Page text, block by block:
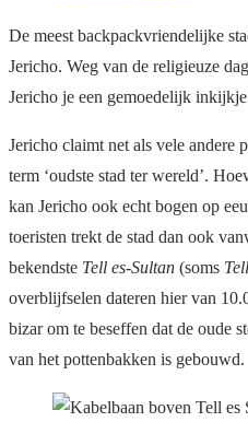
De meest backpackvriendelijke
Jericho. Weg van de religieuze
Jericho je een gemoedelijk
Jericho claimt net als vele andere
term ‘oudste stad ter wereld’.
kan Jericho ook echt bogen op
toeristen trekt de stad dan ook
bekendste Tell es-Sultan (soms
overblijfselen dateren hier van
bizar om te beseffen dat de oude
van het pottenbakken is gebouwd.